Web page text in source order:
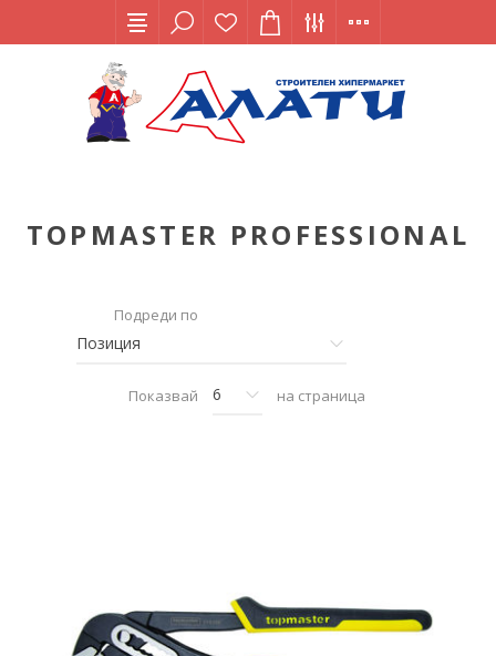
TOPMASTER PROFESSIONAL
Подреди по
Показвай на страница